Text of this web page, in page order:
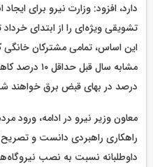
دارد، افزود: وزارت نیرو برای
تشویقی ویژه‌ای را از ابتدای خرداد
این اساس، تمامی مشترکان
درصد در بهای قبض برق خواهند
معاون وزیر نیرو در ادامه، ورود
راهکاری راهبردی دانست و
داوطلبانه نسبت به نصب